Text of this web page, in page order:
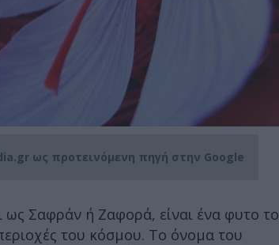
ως προτεινόμενη πηγή στην Google
Σαφράν ή Ζαφορά, είναι ένα φυτο το
του κόσμου. Το όνομα του